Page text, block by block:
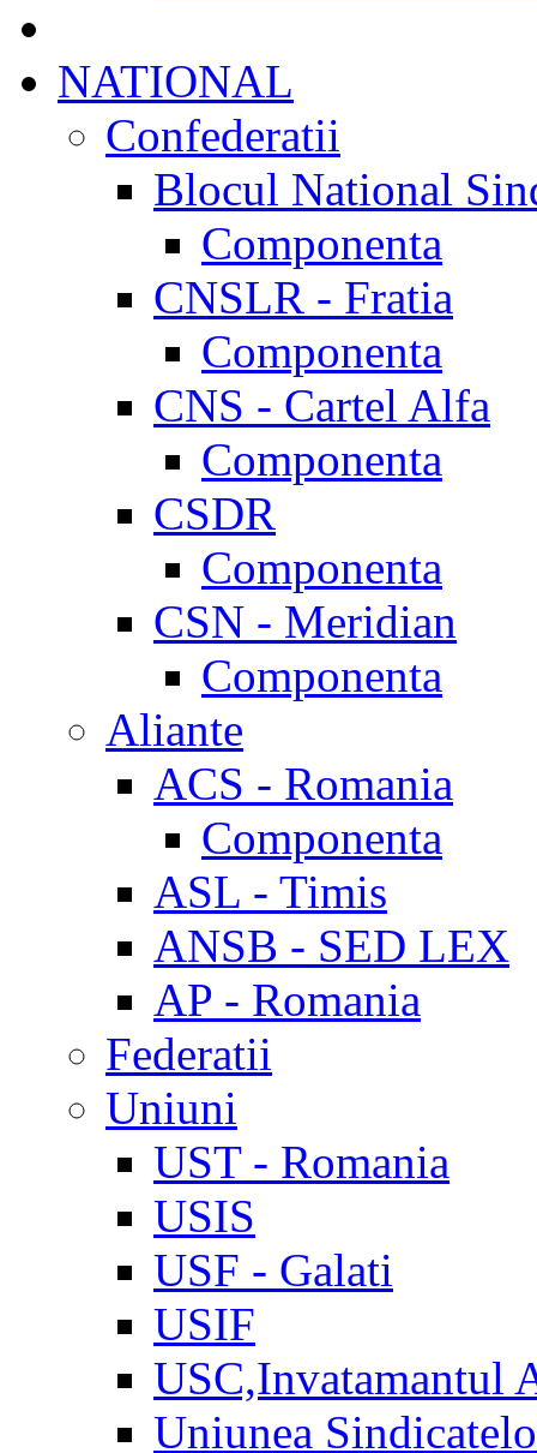
NATIONAL
Confederatii
Blocul National
Componenta
CNSLR - Fratia
Componenta
CNS - Cartel Alfa
Componenta
CSDR
Componenta
CSN - Meridian
Componenta
Aliante
ACS - Romania
Componenta
ASL - Timis
ANSB - SED LEX
AP - Romania
Federatii
Uniuni
UST - Romania
USIS
USF - Galati
USIF
USC,Invatamantul
Uniunea